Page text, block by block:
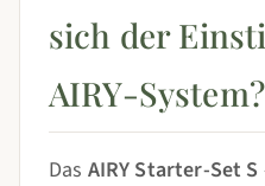
sich der
AIRY-System?
Das AIRY Starter-Set S